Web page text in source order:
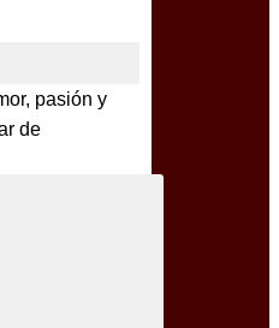
pasión y
de